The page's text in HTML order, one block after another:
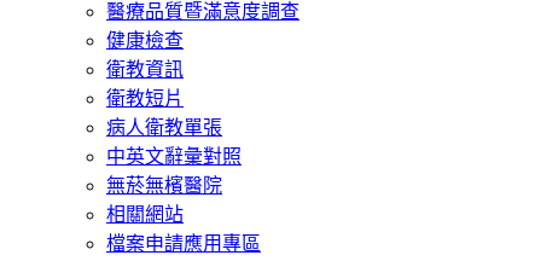
醫療品質暨滿意度調查
健康檢查
衛教資訊
衛教短片
病人衛教單張
中英文辭彙對照
無菸無檳醫院
相關網站
檔案申請應用專區